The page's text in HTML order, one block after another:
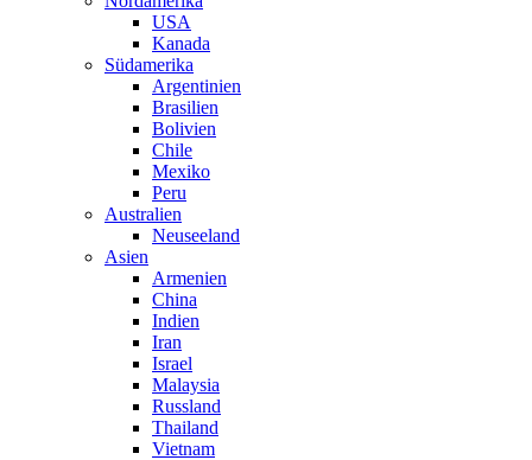
USA
Kanada
Südamerika
Argentinien
Brasilien
Bolivien
Chile
Mexiko
Peru
Australien
Neuseeland
Asien
Armenien
China
Indien
Iran
Israel
Malaysia
Russland
Thailand
Vietnam